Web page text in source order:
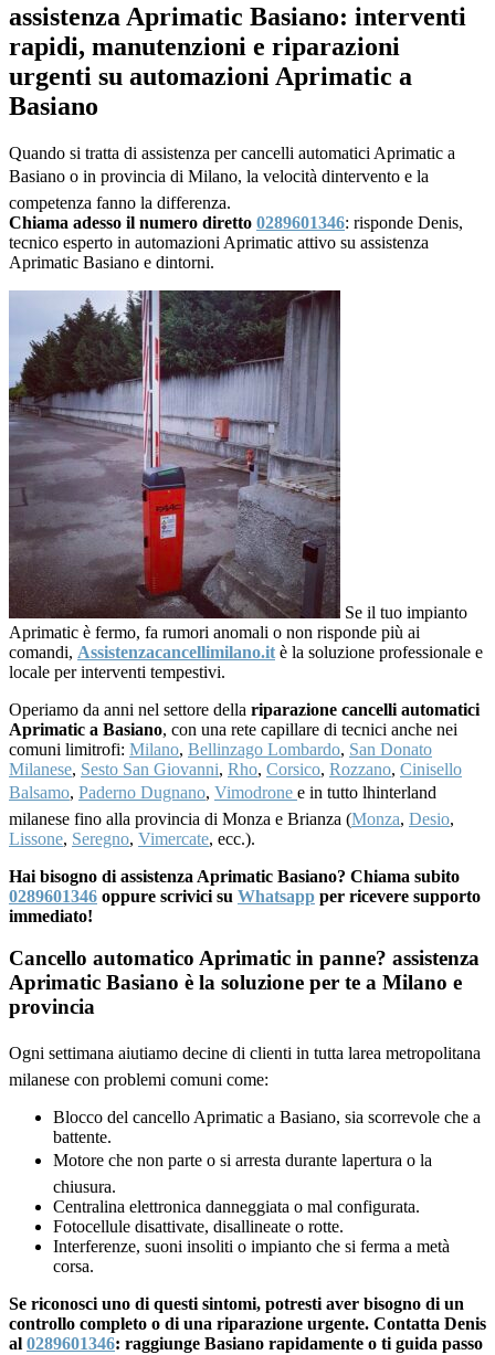
assistenza Aprimatic Basiano: interventi
rapidi, manutenzioni e riparazioni
urgenti su automazioni Aprimatic a
Basiano
Quando si tratta di assistenza per cancelli automatici Aprimatic a
Basiano o in provincia di Milano, la velocità dintervento e la
competenza fanno la differenza.
Chiama adesso il numero diretto 0289601346: risponde Denis,
tecnico esperto in automazioni Aprimatic attivo su assistenza
Aprimatic Basiano e dintorni.
Se il tuo impianto
Aprimatic è fermo, fa rumori anomali o non risponde più ai
comandi, Assistenzacancellimilano.it è la soluzione professionale e
locale per interventi tempestivi.
Operiamo da anni nel settore della riparazione cancelli automatici
Aprimatic a Basiano, con una rete capillare di tecnici anche nei
comuni limitrofi: Milano, Bellinzago Lombardo, San Donato
Milanese, Sesto San Giovanni, Rho, Corsico, Rozzano, Cinisello
Balsamo, Paderno Dugnano, Vimodrone e in tutto lhinterland
milanese fino alla provincia di Monza e Brianza (Monza, Desio,
Lissone, Seregno, Vimercate, ecc.).
Hai bisogno di assistenza Aprimatic Basiano? Chiama subito
0289601346 oppure scrivici su Whatsapp per ricevere supporto
immediato!
Cancello automatico Aprimatic in panne? assistenza
Aprimatic Basiano è la soluzione per te a Milano e
provincia
Ogni settimana aiutiamo decine di clienti in tutta larea metropolitana
milanese con problemi comuni come:
Blocco del cancello Aprimatic a Basiano, sia scorrevole che a
battente.
Motore che non parte o si arresta durante lapertura o la
chiusura.
Centralina elettronica danneggiata o mal configurata.
Fotocellule disattivate, disallineate o rotte.
Interferenze, suoni insoliti o impianto che si ferma a metà
corsa.
Se riconosci uno di questi sintomi, potresti aver bisogno di un
controllo completo o di una riparazione urgente. Contatta Denis
al 0289601346: raggiunge Basiano rapidamente o ti guida passo